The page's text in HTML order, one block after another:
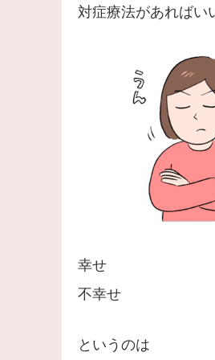
対症療法があればい
幸せ
不幸せ
というのは